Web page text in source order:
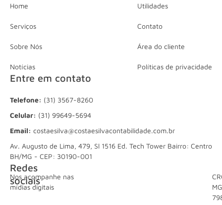
Home
Serviços
Sobre Nós
Notícias
Utilidades
Contato
Área do cliente
Políticas de privacidade
Entre em contato
Telefone: (31) 3567-8260
Celular: (31) 99649-5694
Email: costaesilva@costaesilvacontabilidade.com.br
Av. Augusto de Lima, 479, Sl 1516 Ed. Tech Tower Bairro: Centro
BH/MG - CEP: 30190-001
Redes
sociais
Nos acompanhe nas
mídias digitais
MG